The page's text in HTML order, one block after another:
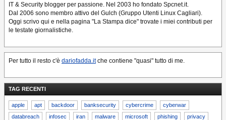
IT & Security blogger per passione. Nel 2003 ho fondato Spcnet.it.
Dal 2006 sono membro attivo del Gulch (Gruppo Utenti Linux Cagliari).
Oggi scrivo qui e nella pagina "La Stampa dice" trovate i miei contributi per
le testate giornalistiche.
Per tutto il resto c'è dariofadda.itche contiene "quasi" tutto di me.
TAG RECENTI
apple apt backdoor banksecurity cybercrime
cyberwar
databreach
infosec iran malware microsoft phishing
privacy